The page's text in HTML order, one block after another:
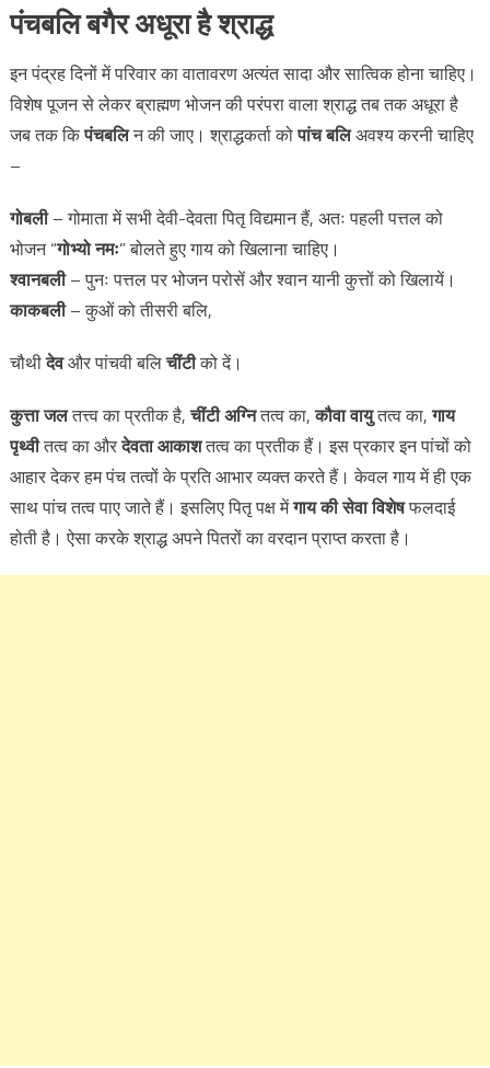
पंचबलि बगैर अधूरा है श्राद्ध
इन पंद्रह दिनों में परिवार का वातावरण अत्यंत सादा और सात्विक होना चाहिए।
विशेष पूजन से लेकर ब्राह्मण भोजन की परंपरा वाला श्राद्ध तब तक अधूरा है
जब तक किपंचबलिन की जाए। श्राद्धकर्ता कोपांच बलिअवश्य करनी चाहिए
–
गोबली– गोमाता में सभी देवी-देवता पितृ विद्यमान हैं, अतः पहली पत्तल को
भोजन “गोभ्यो नमः” बोलते हुए गाय को खिलाना चाहिए।
श्वानबली– पुनः पत्तल पर भोजन परोसें और श्वान यानी कुत्तों को खिलायें।
काकबली– कुओं को तीसरी बलि,
चौथीदेवऔर पांचवी बलिचींटीको दें।
कुत्ताजलतत्त्व का प्रतीक है,चींटीअग्नितत्व का,कौवावायुतत्व का,गाय
पृथ्वीतत्व का औरदेवताआकाशतत्व का प्रतीक हैं। इस प्रकार इन पांचों को
आहार देकर हम पंच तत्वों के प्रति आभार व्यक्त करते हैं। केवल गाय में ही एक
साथ पांच तत्व पाए जाते हैं। इसलिए पितृ पक्ष मेंगाय की सेवा विशेषफलदाई
होती है। ऐसा करके श्राद्ध अपने पितरों का वरदान प्राप्त करता है।